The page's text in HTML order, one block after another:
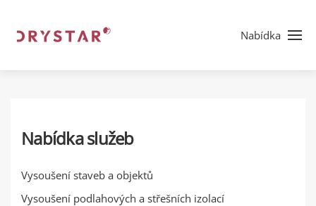
Nabídka
Nabídka služeb
Vysoušení staveb a objektů
Vysoušení podlahových a střešních izolací